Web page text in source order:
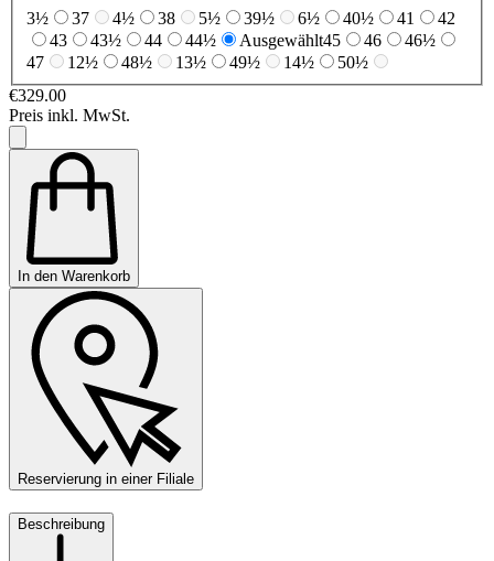
3½
37 4½ 38 5½ 39½ 6½ 40½ 41
42
43
43½ 44 44½ Ausgewählt45 46
46½
47
12½ 48½ 13½ 49½ 14½
50½
€329.00
Preis inkl. MwSt.
In den Warenkorb
Reservierung in einer Filiale
Beschreibung